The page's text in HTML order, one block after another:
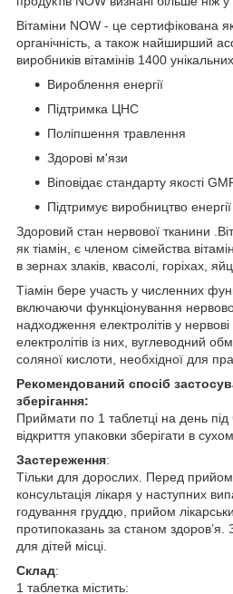
Вітаміни NOW - це сертифікована
органічність, а також найширший
виробників вітамінів 1400
Вироблення енергії
Підтримка ЦНС
Поліпшення травлення
Здорові м'язи
Віповідає стандарту якості
Підтримує виробництво енергії .
Здоровий стан нервової тканини
як тіамін, є членом сімейства
в зернах злаків, квасолі, горіхах,
Тіамін бере участь у численних
включаючи функціонування
надходження електролітів у нервові
електролітів із них, вуглеводний
соляної кислоти, необхідної для
Рекомендований спосіб
зберігання:
Приймати по 1 таблетці на день під
відкриття упаковки зберігати в
Застереження:
Тільки для дорослих. Перед
консультація лікаря у наступних
годування груддю, прийом
протипоказань за станом здоров’я.
для дітей місці.
Склад:
1 таблетка містить: